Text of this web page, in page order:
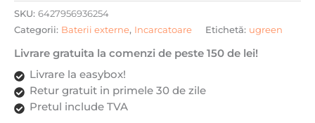
USB,
2x
C,
200W,
QC,
PD,
SKU: 6427956936254
Categorii: Baterii externe, Incarcatoare Etichetă: ugreen
Livrare gratuita la comenzi de peste 150 de lei!
Livrare la easybox!
Retur gratuit in primele 30 de zile
Pretul include TVA